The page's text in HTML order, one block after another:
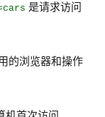
是请求访问
的浏览器和操作